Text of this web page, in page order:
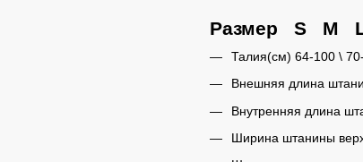
Размер S M
Талия(см) 64-100 \
Внешняя длина
Внутренняя длина
Ширина штанины